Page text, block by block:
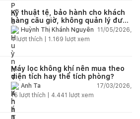
Kỹ thuật tệ, bảo hành cho khách
hàng câu giờ, không quản lý được
nhân viên xây dựng của mình,
điện nhẹ, điện nước, tường quá
kém. Luôn đổ lỗi cho nhân viên.
Bảo hành quá tệ, tôi phải đợi rất
lâu mới dc bảo hành, liên hệ để
được bảo hành thì bơ khách
Huỳnh Thị Khánh Nguyên
11/05/2026,
4lượt thích | 1.169 lượt xem
Máy lọc không khí nên mua theo
diện tích hay thể tích phòng?
Anh Ta
17/03/2026,
15 lượt thích | 4.441 lượt xem